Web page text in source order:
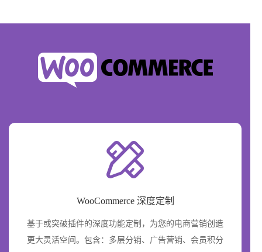
WooCommerce 深度定制
基于或突破插件的深度功能定制，为您的电商营销创造
更大灵活空间。包含：多层分销、广告营销、会员积分